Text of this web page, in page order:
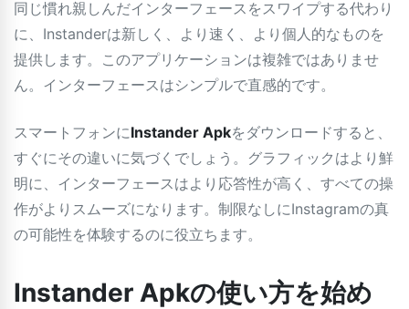
同じ慣れ親しんだインターフェースをスワイプする代わり
に、Instanderは新しく、より速く、より個人的なものを
提供します。このアプリケーションは複雑ではありませ
ん。インターフェースはシンプルで直感的です。
スマートフォンにInstander Apkをダウンロードすると、
すぐにその違いに気づくでしょう。グラフィックはより鮮
明に、インターフェースはより応答性が高く、すべての操
作がよりスムーズになります。制限なしにInstagramの真
の可能性を体験するのに役立ちます。
Instander Apkの使い方を始め